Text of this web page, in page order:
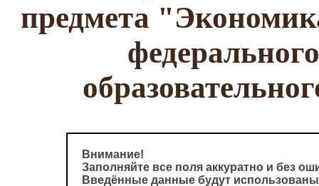
предмета
Внимание!
Заполняйте все поля аккуратно и без
Введённые данные будут